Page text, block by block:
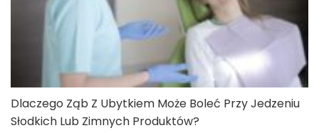
Dlaczego Ząb Z Ubytkiem Może Boleć Przy Jedzeniu
Słodkich Lub Zimnych Produktów?